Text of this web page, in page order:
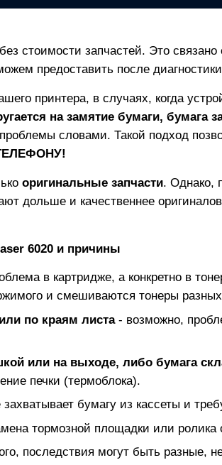
стоимости запчастей. Это
предоставить после
принтера, в случаях, когда
на замятие бумаги, бумага
словами. Такой подход
оригинальные запчасти. Однако,
дольше и качественнее
6020 и причины
в картридже, а конкретно в
и смешиваются тонеры
по краям листа - возможно,
или на выходе, либо бумага
печки (термоблока).
бумагу из кассеты и
тормозной площадки или ролика
последствия могут быть разные,